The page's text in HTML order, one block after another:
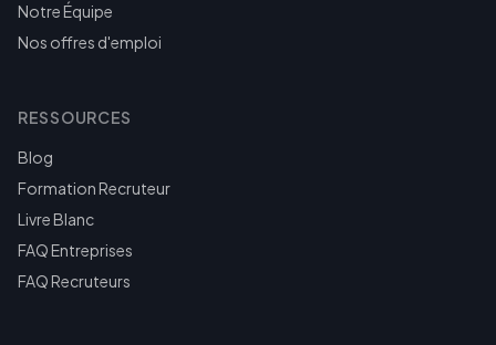
Notre Équipe
Nos offres d'emploi
RESSOURCES
Blog
Formation Recruteur
Livre Blanc
FAQ Entreprises
FAQ Recruteurs